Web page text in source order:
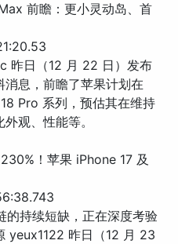
前瞻：更小灵动岛、首
昨日（12 月 22 日）发布
息，前瞻了苹果计划在
Pro 系列，预估其在维持
观、性能等。
！苹果 iPhone 17 及
的持续短缺，正在深度考验
yeux1122 昨日（12 月 23